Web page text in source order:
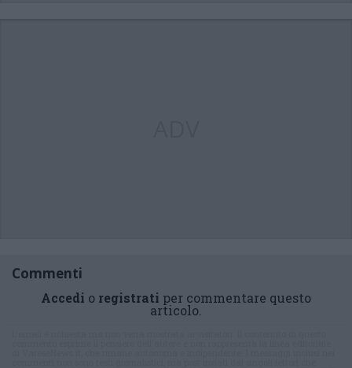
Commenti
Accedi o registrati per commentare questo
articolo.